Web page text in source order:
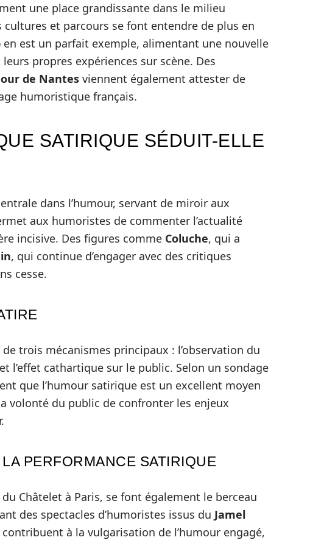
une place grandissante dans le milieu
et parcours se font entendre de plus en
en est un parfait exemple, alimentant une nouvelle
propres expériences sur scène. Des
de Nantes viennent également attester de
humoristique français.
SATIRIQUE SÉDUIT-ELLE
dans l’humour, servant de miroir aux
aux humoristes de commenter l’actualité
incisive. Des figures comme Coluche, qui a
, qui continue d’engager avec des critiques
cesse.
trois mécanismes principaux : l’observation du
l’effet cathartique sur le public. Selon un sondage
que l’humour satirique est un excellent moyen
volonté du public de confronter les enjeux
PERFORMANCE SATIRIQUE
Châtelet à Paris, se font également le berceau
des spectacles d’humoristes issus du Jamel
à la vulgarisation de l’humour engagé,